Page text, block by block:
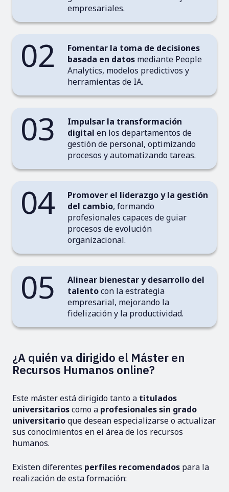
empresariales.
02
Fomentar la toma de decisiones
basada en datos mediante People
Analytics, modelos predictivos y
herramientas de IA.
03
Impulsar la transformación
digital en los departamentos de
gestión de personal, optimizando
procesos y automatizando tareas.
04
Promover el liderazgo y la gestión
del cambio, formando
profesionales capaces de guiar
procesos de evolución
organizacional.
05
Alinear bienestar y desarrollo del
talentocon la estrategia
empresarial, mejorando la
fidelización y la productividad.
¿A quién va dirigido el Máster en
Recursos Humanos online?
Este máster está dirigido tanto a titulados
universitarioscomo a profesionales sin grado
universitarioque desean especializarse o actualizar
sus conocimientos en el área de los recursos
humanos.
Existen diferentes perfiles recomendados para la
realización de esta formación: